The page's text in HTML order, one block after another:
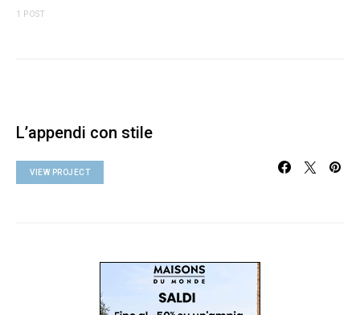
1 POST
L’appendi con stile
VIEW PROJECT